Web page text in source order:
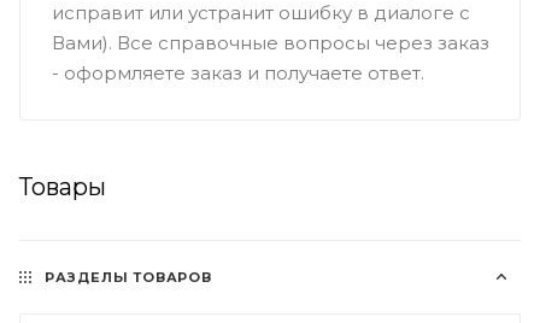
исправит или устранит ошибку в диалоге с
Вами). Все справочные вопросы через заказ
- оформляете заказ и получаете ответ.
Товары
РАЗДЕЛЫ ТОВАРОВ